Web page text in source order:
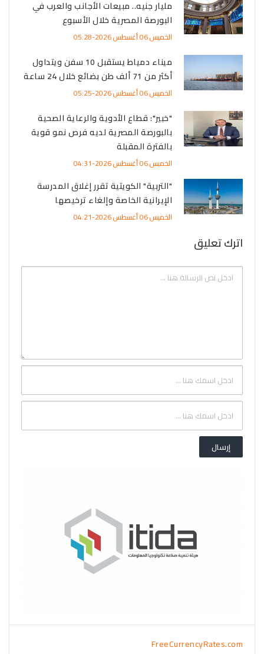
مليار جنيه.. مبيعات الأجانب والعرب في
البورصة المصرية خلال الأسبوع
الخميس 06 أغسطس 2026-05:28
ميناء دمياط يستقبل 10 سفن ويتداول
أكثر من 71 ألف طن بضائع خلال 24 ساعة
الخميس 06 أغسطس 2026-05:25
"خبير": قطاع الأدوية والرعاية الصحية
بالبورصة المصرية لديه فرص نمو قوية
بالفترة المقبلة
الخميس 06 أغسطس 2026-04:31
"التربية" الكويتية تقرر إغلاق المدرسة
الإيرانية الخاصة وإلغاء ترخيصها
الخميس 06 أغسطس 2026-04:21
اترك تعليق
FreeCurrencyRates.com